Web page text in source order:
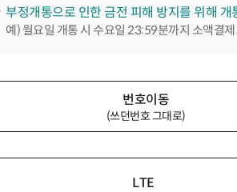
부정개통으로 인한 금전 피해 방지를 위해
예) 월요일 개통 시 수요일 23:59분까지 소액결
번호이동
(쓰던번호 그대로)
LTE